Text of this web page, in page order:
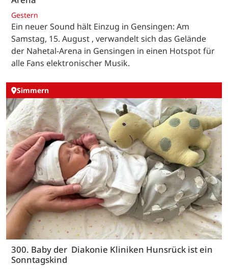
Gestern
Ein neuer Sound hält Einzug in Gensingen: Am
Samstag, 15. August , verwandelt sich das Gelände
der Nahetal-Arena in Gensingen in einen Hotspot für
alle Fans elektronischer Musik.
Simmern
300. Baby der Diakonie Kliniken Hunsrück ist ein
Sonntagskind